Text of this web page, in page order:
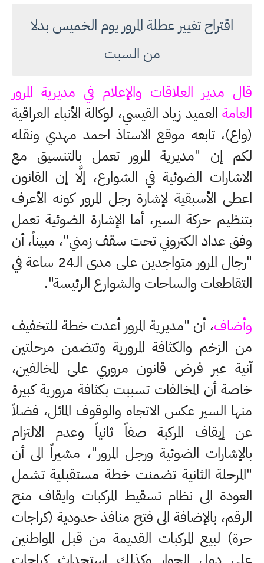
اقتراح تغيير عطلة المرور يوم الخميس بدلا
من السبت
قال مدير العلاقات والإعلام في مديرية المرور
العامة العميد زياد القيسي، لوكالة الأنباء العراقية
(واع)، تابعه موقع الاستاذ احمد مهدي ونقله
لكم إن "مديرية المرور تعمل بالتنسيق مع
الاشارات الضوئية في الشوارع، إلَّا إن القانون
اعطى الأسبقية لإشارة رجل المرور كونه الأعرف
بتنظيم حركة السير، أما الإشارة الضوئية تعمل
وفق عداد الكتروني تحت سقف زمني"، مبيناً، أن
"رجال المرور متواجدين على مدى الـ24 ساعة في
التقاطعات والساحات والشوارع الرئيسة".
وأضاف، أن "مديرية المرور أعدت خطة للتخفيف
من الزخم والكثافة المرورية وتتضمن مرحلتين
آنية عبر فرض قانون مروري على المخالفين،
خاصة أن المخالفات تسببت بكثافة مرورية كبيرة
منها السير عكس الاتجاه والوقوف المائل، فضلاً
عن إيقاف المركبة صفاً ثانياً وعدم الالتزام
بالإشارات الضوئية ورجل المرور"، مشيراً الى أن
"المرحلة الثانية تضمنت خطة مستقبلية تشمل
العودة الى نظام تسقيط المركبات وايقاف منح
الرقم، بالإضافة الى فتح منافذ حدودية (كراجات
حرة) لبيع المركبات القديمة من قبل المواطنين